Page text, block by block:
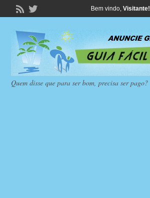
Bem vindo, Visitante!
Quem disse que para ser bom, precisa ser pago?